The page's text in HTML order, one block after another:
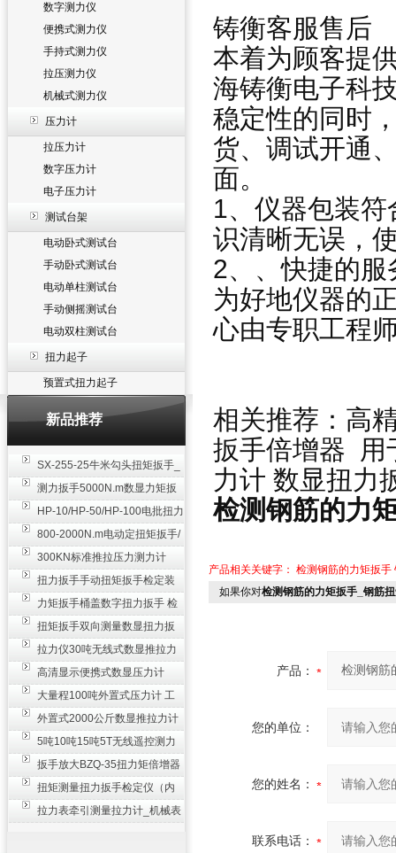
数字测力仪
便携式测力仪
手持式测力仪
拉压测力仪
机械式测力仪
压力计
拉压力计
数字压力计
电子压力计
测试台架
电动卧式测试台
手动卧式测试台
电动单柱测试台
手动侧摇测试台
电动双柱测试台
扭力起子
预置式扭力起子
新品推荐
SX-255-25牛米勾头扭矩扳手_
螺栓紧固扭力扳手
测力扳手5000N.m数显力矩扳
手 非标扭力扳手工业级
HP-10/HP-50/HP-100电批扭力
测试仪,测量仪
800-2000N.m电动定扭矩扳手/
扭矩电动扳手
300KN标准推拉压力测力计
_0.3级数显压力仪
扭力扳手手动扭矩扳手检定装
置 50-100N扳手测量仪器
力矩扳手桶盖数字扭力扳手 检
测瓶盖拧紧扭矩工具
扭矩扳手双向测量数显扭力扳
手 2000N,m力矩扳手价格
拉力仪30吨无线式数显推拉力
计 数字显示测力计80T
高清显示便携式数显压力计
300N500n_手持电子测力计
大量程100吨外置式压力计 工
业用数显测力计价格
外置式2000公斤数显推拉力计
_数字拉力压力测试仪
5吨10吨15吨5T无线遥控测力
计_带遥控电子拉力计数显式
扳手放大BZQ-35扭力矩倍增器
_3500牛米扭力倍力器仪
扭矩测量扭力扳手检定仪（内
置打印） 扭矩检验仪器
拉力表牵引测量拉力计_机械表
铸衡客服售后
本着为顾客提
海铸衡电子科
稳定性的同时
货、调试开通
面。
1、仪器包装
识清晰无误，
2、、快捷的服
为好地仪器的
心由专职工程
相关推荐： 高
扳手倍增器 用
力计 数显扭力
检测钢筋的力
产品相关关键字： 检测钢筋的力矩扳手
如果你对检测钢筋的力矩扳手_钢筋
产品：
您的单位：
您的姓名：
联系电话：